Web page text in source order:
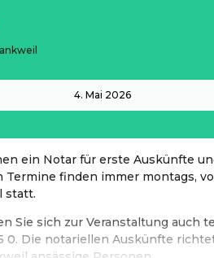
4. Mai 2026
ein Notar für erste Auskünfte
finden immer montags,
statt.
Sie sich zur Veranstaltung auch
0. Die notariellen Auskünfte